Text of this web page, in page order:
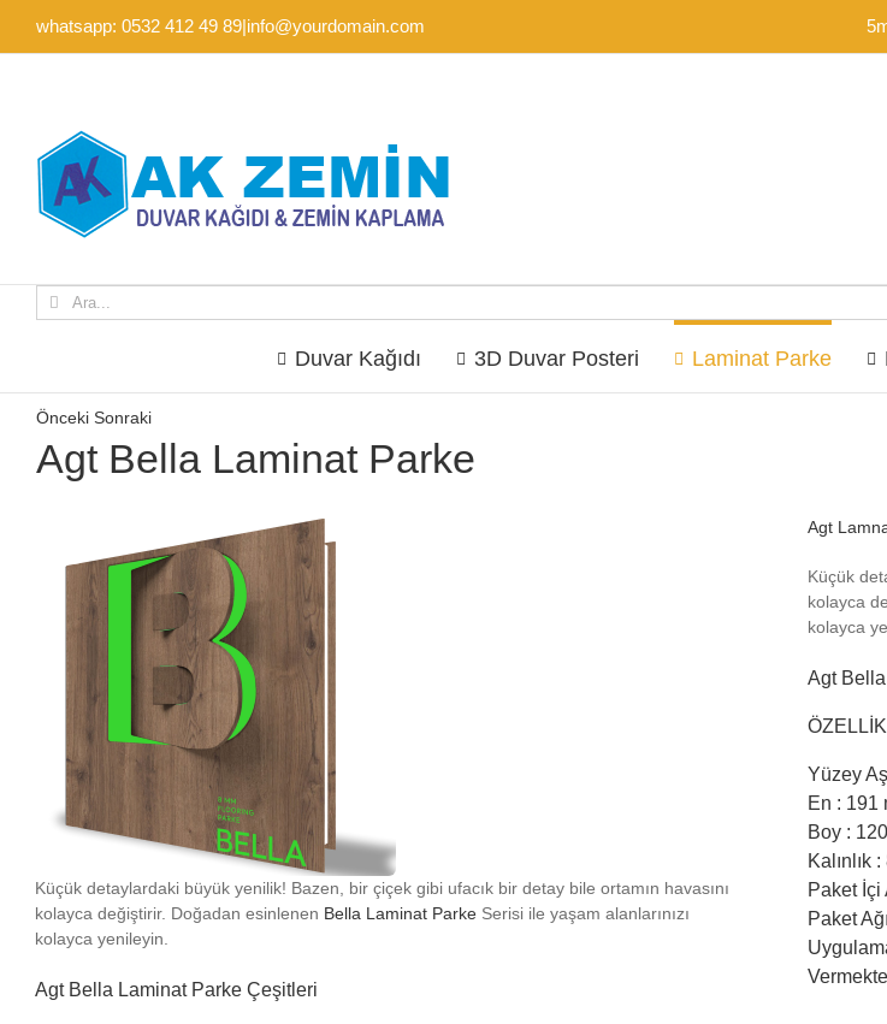
whatsapp: 0532 412 49 89|info@yourdomain.com
Ara:
Duvar Kağıdı 3D Duvar Posteri Laminat Parke
Önceki Sonraki
Agt Bella Laminat Parke
Küçük detaylardaki büyük yenilik! Bazen, bir çiçek gibi ufacık bir detay bile ortamın havasını
kolayca değiştirir. Doğadan esinlenen Bella Laminat ParkeSerisi ile yaşam alanlarınızı
kolayca yenileyin.
Agt Bella Laminat Parke Çeşitleri
Agt
Küçük
kolayca
kolayca
Agt
Yüzey
En : 191
Boy :
Kalınlık
Paket İçi
Paket